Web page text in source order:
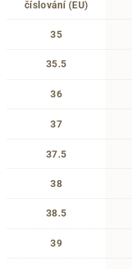
číslování (EU)
35
35.5
36
37
37.5
38
38.5
39